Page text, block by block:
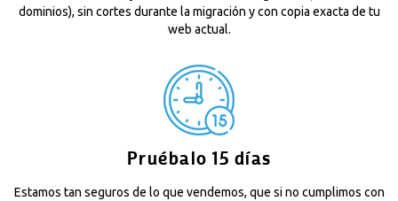
dominios), sin cortes durante la migración y con copia exacta de tu
web actual.
Pruébalo 15 días
Estamos tan seguros de lo que vendemos, que si no cumplimos con